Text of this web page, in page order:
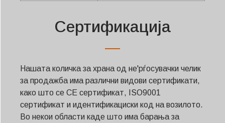
Сертификација
Нашата количка за храна од не'рѓосувачки челик
за продажба има различни видови сертификати,
како што се CE сертификат, ISO9001
сертификат и идентификациски код на возилото.
Во некои области каде што има барања за